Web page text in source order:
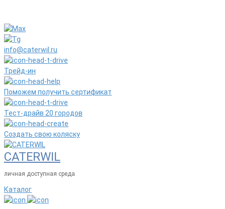
info@caterwil.ru
Трейд-ин
Поможем получить сертификат
Тест-драйв 20 городов
Создать свою коляску
CATERWIL
личная доступная среда
Каталог